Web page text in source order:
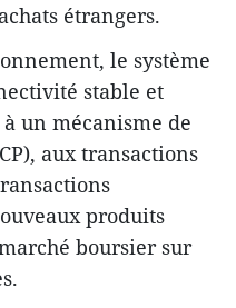
étrangers.
le système
stable et
un mécanisme de
aux transactions
produits
boursier sur